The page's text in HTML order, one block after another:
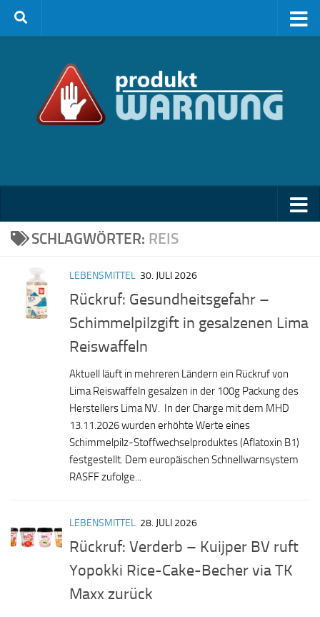
Zum Inhalt springen
SCHLAGWÖRTER: REIS
LEBENSMITTEL 30. JULI 2026
Rückruf: Gesundheitsgefahr –
Schimmelpilzgift in gesalzenen Lima
Reiswaffeln
Aktuell läuft in mehreren Ländern ein Rückruf von
Lima Reiswaffeln gesalzen in der 100g Packung des
Herstellers Lima NV. In der Charge mit dem MHD
13.11.2026 wurden erhöhte Werte eines
Schimmelpilz-Stoffwechselproduktes (Aflatoxin B1)
festgestellt. Dem europäischen Schnellwarnsystem
RASFF zufolge...
LEBENSMITTEL 28. JULI 2026
Rückruf: Verderb – Kuijper BV ruft
Yopokki Rice-Cake-Becher via TK
Maxx zurück